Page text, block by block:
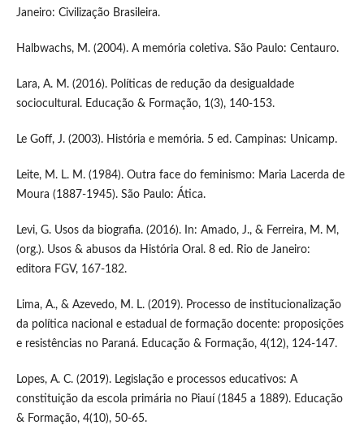
Janeiro: Civilização Brasileira.
Halbwachs, M. (2004). A memória coletiva. São Paulo: Centauro.
Lara, A. M. (2016). Políticas de redução da desigualdade
sociocultural. Educação & Formação, 1(3), 140-153.
Le Goff, J. (2003). História e memória. 5 ed. Campinas: Unicamp.
Leite, M. L. M. (1984). Outra face do feminismo: Maria Lacerda de
Moura (1887-1945). São Paulo: Ática.
Levi, G. Usos da biografia. (2016). In: Amado, J., & Ferreira, M. M,
(org.). Usos & abusos da História Oral. 8 ed. Rio de Janeiro:
editora FGV, 167-182.
Lima, A., & Azevedo, M. L. (2019). Processo de institucionalização
da política nacional e estadual de formação docente: proposições
e resistências no Paraná. Educação & Formação, 4(12), 124-147.
Lopes, A. C. (2019). Legislação e processos educativos: A
constituição da escola primária no Piauí (1845 a 1889). Educação
& Formação, 4(10), 50-65.